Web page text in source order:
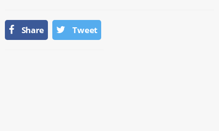
Share Tweet